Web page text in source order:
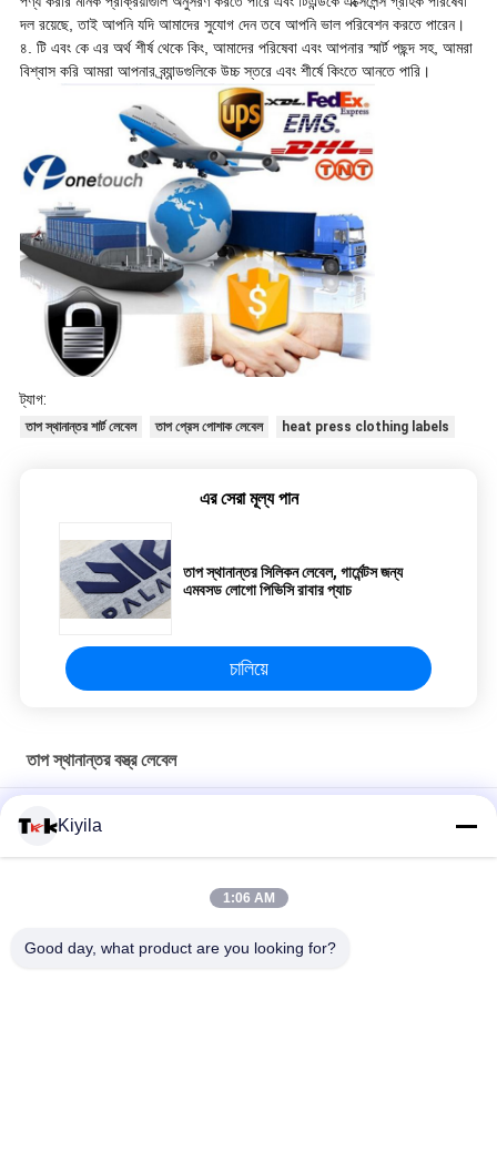
দল রয়েছে, তাই আপনি যদি আমাদের সুযোগ দেন তবে আপনি ভাল পরিবেশন করতে পারেন।
৪. টি এবং কে এর অর্থ শীর্ষ থেকে কিং, আমাদের পরিষেবা এবং আপনার স্মার্ট পছন্দ সহ, আমরা
বিশ্বাস করি আমরা আপনার ব্র্যান্ডগুলিকে উচ্চ স্তরে এবং শীর্ষে কিংতে আনতে পারি।
ট্যাগ:
তাপ স্থানান্তর শার্ট লেবেল তাপ প্রেস পোশাক লেবেল heat press clothing labels
এর সেরা মূল্য পান
তাপ স্থানান্তর সিলিকন লেবেল, গার্মেন্টস জন্য
এমবসড লোগো পিভিসি রাবার প্যাচ
চালিয়ে
তাপ স্থানান্তর বস্ত্র লেবেল
কাস্টম ছাঁচ ইনজেকশন সিলিকন লেবেল ধোয়া 3D নরম সিলিকন লোগো তাপ স্থানান্তর
Kiyila
1:06 AM
Good day, what product are you looking for?